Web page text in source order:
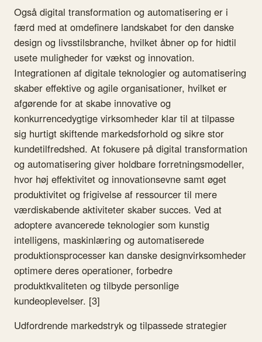
Også digital transformation og automatisering er i
færd med at omdefinere landskabet for den danske
design og livsstilsbranche, hvilket åbner op for hidtil
usete muligheder for vækst og innovation.
Integrationen af digitale teknologier og automatisering
skaber effektive og agile organisationer, hvilket er
afgørende for at skabe innovative og
konkurrencedygtige virksomheder klar til at tilpasse
sig hurtigt skiftende markedsforhold og sikre stor
kundetilfredshed. At fokusere på digital transformation
og automatisering giver holdbare forretningsmodeller,
hvor høj effektivitet og innovationsevne samt øget
produktivitet og frigivelse af ressourcer til mere
værdiskabende aktiviteter skaber succes. Ved at
adoptere avancerede teknologier som kunstig
intelligens, maskinlæring og automatiserede
produktionsprocesser kan danske designvirksomheder
optimere deres operationer, forbedre
produktkvaliteten og tilbyde personlige
kundeoplevelser. [3]
Udfordrende markedstryk og tilpassede strategier